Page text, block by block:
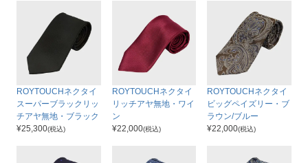
ROYTOUCHネクタイ
スーパーブラックリッ
チアヤ無地・ブラック
¥25,300(税込)
ROYTOUCHネクタイ
リッチアヤ無地・ワイ
ン
¥22,000(税込)
ROYTOUCHネクタイ
ビッグペイズリー・ブ
ラウン/ブルー
¥22,000(税込)